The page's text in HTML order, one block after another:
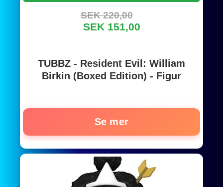
SEK 220,00
SEK 151,00
TUBBZ - Resident Evil: William
Birkin (Boxed Edition) - Figur
Se mer